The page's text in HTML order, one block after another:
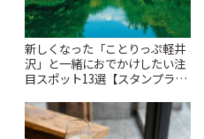
新しくなった「ことりっぷ軽井
沢」と一緒におでかけしたい注
目スポット13選【スタンプラリ